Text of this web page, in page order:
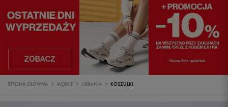
STRONA GŁÓWNA MĘSKIE UBRANIA KOSZULKI